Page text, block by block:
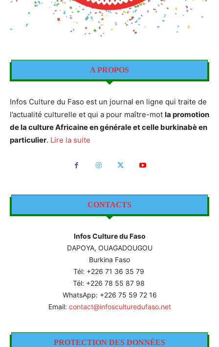
A PROPOS
Infos Culture du Faso est un journal en ligne qui traite de
l’actualité culturelle et qui a pour maître-mot la promotion
de la culture Africaine en générale et celle burkinabè en
particulier. Lire la suite
CONTACTS
Infos Culture du Faso
DAPOYA, OUAGADOUGOU
Burkina Faso
Tél: +226 71 36 35 79
Tél: +226 78 55 87 98
WhatsApp: +226 75 59 72 16
Email: contact@infosculturedufaso.net
PROTECTION DES DONNÉES